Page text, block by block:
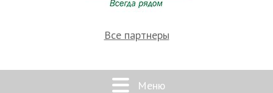
Все партнеры
Меню